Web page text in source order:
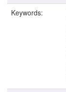
Keywords: